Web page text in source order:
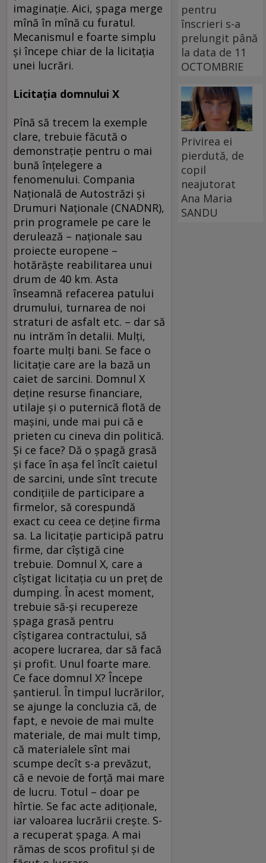
imaginaţie. Aici, şpaga merge
mînă în mînă cu furatul.
Mecanismul e foarte simplu
şi începe chiar de la licitaţia
unei lucrări.
Licitaţia domnului X
Pînă să trecem la exemple
clare, trebuie făcută o
demonstraţie pentru o mai
bună înţelegere a
fenomenului. Compania
Naţională de Autostrăzi şi
Drumuri Naţionale (CNADNR),
prin programele pe care le
derulează – naţionale sau
proiecte europene –
hotărăşte reabilitarea unui
drum de 40 km. Asta
înseamnă refacerea patului
drumului, turnarea de noi
straturi de asfalt etc. – dar să
nu intrăm în detalii. Mulţi,
foarte mulţi bani. Se face o
licitaţie care are la bază un
caiet de sarcini. Domnul X
deţine resurse financiare,
utilaje şi o puternică flotă de
maşini, unde mai pui că e
prieten cu cineva din politică.
Şi ce face? Dă o şpagă grasă
şi face în aşa fel încît caietul
de sarcini, unde sînt trecute
condiţiile de participare a
firmelor, să corespundă
exact cu ceea ce deţine firma
sa. La licitaţie participă patru
firme, dar cîştigă cine
trebuie. Domnul X, care a
cîştigat licitaţia cu un preţ de
dumping. În acest moment,
trebuie să-şi recupereze
şpaga grasă pentru
cîştigarea contractului, să
acopere lucrarea, dar să facă
şi profit. Unul foarte mare.
Ce face domnul X? Începe
şantierul. În timpul lucrărilor,
se ajunge la concluzia că, de
fapt, e nevoie de mai multe
materiale, de mai mult timp,
că materialele sînt mai
scumpe decît s-a prevăzut,
că e nevoie de forţă mai mare
de lucru. Totul – doar pe
hîrtie. Se fac acte adiţionale,
iar valoarea lucrării creşte. S-
a recuperat şpaga. A mai
rămas de scos profitul şi de
pentru
înscrieri s-a
prelungit până
la data de 11
OCTOMBRIE
Privirea ei
pierdută, de
copil
neajutorat
Ana Maria
SANDU